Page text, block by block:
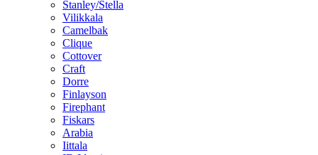
Stanley/Stella
Vilikkala
Camelbak
Clique
Cottover
Craft
Dorre
Finlayson
Firephant
Fiskars
Arabia
Iittala